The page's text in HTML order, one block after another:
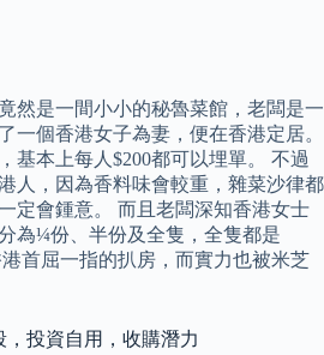
然是一間小小的秘魯菜館，老闆是一
一個香港女子為妻，便在香港定居。
基本上每人$200都可以埋單。 不過
人，因為香料味會較重，雜菜沙律都
定會鍾意。 而且老闆深知香港女士
為¼份、半份及全隻，全隻都是
首屈一指的扒房，而實力也被米芝
投資自用，收購潛力